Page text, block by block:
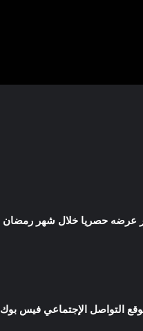
عرضه حصريا خلال شهر رمضان
التواصل الإجتماعي فيس بوك